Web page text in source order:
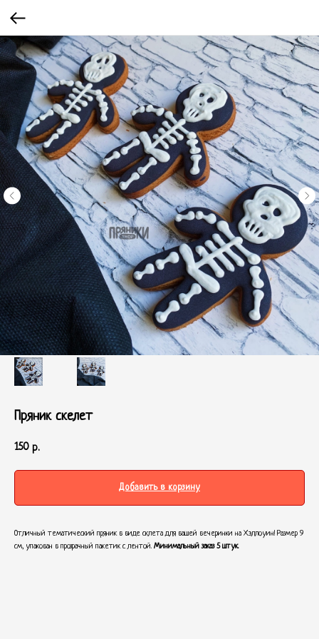
Пряник скелет
150 р.
Добавить в корзину
Отличный тематический пряник в виде склета для вашей вечеринки на Хэллоуин! Размер 9
см, упакован в прозрачный пакетик с лентой. Минимальный заказ 5 штук.